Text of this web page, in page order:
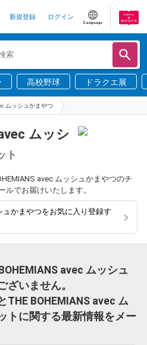
新規登録 ログイン
Language
高校野球 ドラクエ展
ムッシュかまやつ
ムッシ
ト
avec ムッシュかまやつのチ
ルでお届けいたします。
ュかまやつをお気に入り登録す
avec ムッシュ
ざいません。
BOHEMIANS avec ム
トに関する最新情報をメー